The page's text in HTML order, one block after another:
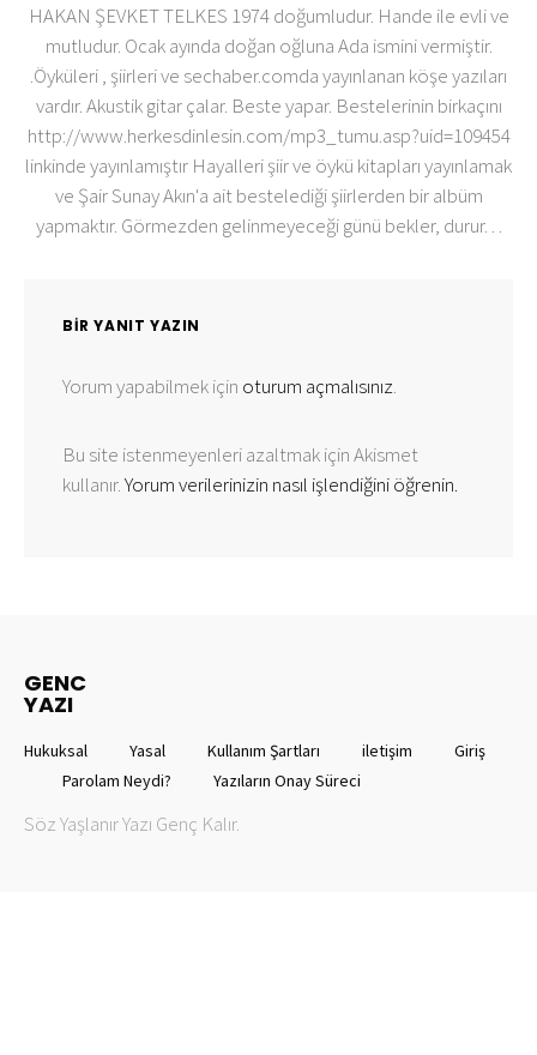
HAKAN ŞEVKET TELKES 1974 doğumludur. Hande ile evli ve
mutludur. Ocak ayında doğan oğluna Ada ismini vermiştir.
.Öyküleri , şiirleri ve sechaber.comda yayınlanan köşe yazıları
vardır. Akustik gitar çalar. Beste yapar. Bestelerinin birkaçını
http://www.herkesdinlesin.com/mp3_tumu.asp?uid=109454
linkinde yayınlamıştır Hayalleri şiir ve öykü kitapları yayınlamak
ve Şair Sunay Akın'a ait bestelediği şiirlerden bir albüm
yapmaktır. Görmezden gelinmeyeceği günü bekler, durur. . .
BIR YANIT YAZIN
Yorum yapabilmek için oturum açmalısınız.
Bu site istenmeyenleri azaltmak için Akismet
kullanır.Yorum verilerinizin nasıl işlendiğini öğrenin.
GENC
YAZI
Hukuksal Yasal Kullanım Şartları iletişim
Giriş
Parolam Neydi?
Yazıların Onay Süreci
Söz Yaşlanır Yazı Genç Kalır.